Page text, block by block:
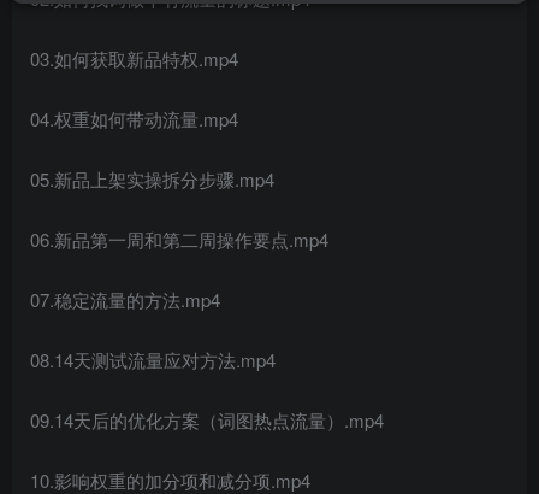
03.如何获取新品特权.mp4
04.权重如何带动流量.mp4
05.新品上架实操拆分步骤.mp4
06.新品第一周和第二周操作要点.mp4
07.稳定流量的方法.mp4
08.14天测试流量应对方法.mp4
09.14天后的优化方案（词图热点流量）.mp4
10.影响权重的加分项和减分项.mp4